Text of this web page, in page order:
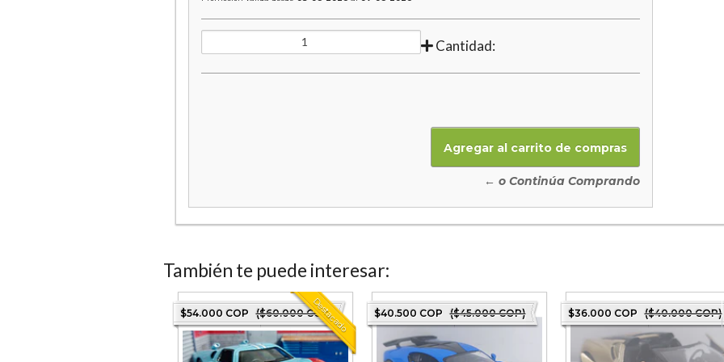
Cantidad:
← o Continúa Comprando
También te puede interesar:
$54.000 COP ($60.000 COP)
Destacado $40.500 COP ($45.000 COP) $36.000 COP ($40.000 COP)